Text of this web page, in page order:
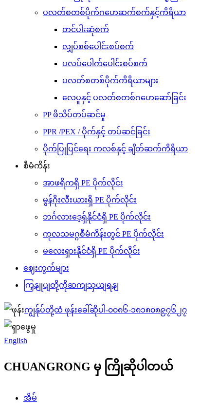
ပလတ်စတစ်ပိုက်ဂဟေဆက်စက်နှင့်ကိရိယာ
တင်ပါးဆုံစက်
လျှပ်စစ်ပေါင်းစပ်စက်
ပလပ်ပေါက်ပေါင်းစပ်စက်
ပလတ်စတစ်ပိုက်ကိရိယာများ
လေပူနှင့် ပလတ်စတစ်ဂဟေဆော်ခြင်း
PP ဖိသိပ်တပ်ဆင်မှု
PPR /PEX / ပိုက်နှင့် တပ်ဆင်ခြင်း
ပိုက်ပြုပြင်ရေး ကလစ်နှင့် ချိတ်ဆက်ကိရိယာ
စီမံကိန်း
အာဖရိကရှိ PE ပိုက်လိုင်း
မွန်ဂိုးလီးယားရှိ PE ပိုက်လိုင်း
ဘင်္ဂလားဒေ့ရှ်နိုင်ငံရှိ PE ပိုက်လိုင်း
ကုလသမဂ္ဂစီမံကိန်းတွင် PE ပိုက်လိုင်း
မလေးရှားနိုင်ငံရှိ PE ပိုက်လိုင်း
ဈေးကွက်များ
ကြှနျုပျတို့ကိုဆကျသှယျရနျ
ကျွန်ုပ်တို့ထံ ဖုန်းခေါ်ဆိုပါ-၀၀၈၆-၁၈၁၈၀၈၉၇၆၂၇
English
CHUANGRONG မှ ကြိုဆိုပါတယ်
အိမ်